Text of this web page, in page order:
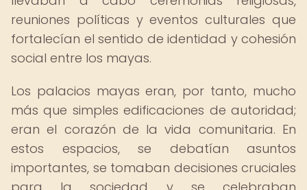
reuniones políticas y eventos culturales que
fortalecían el sentido de identidad y cohesión
social entre los mayas.
Los palacios mayas eran, por tanto, mucho
más que simples edificaciones de autoridad;
eran el corazón de la vida comunitaria. En
estos espacios, se debatían asuntos
importantes, se tomaban decisiones cruciales